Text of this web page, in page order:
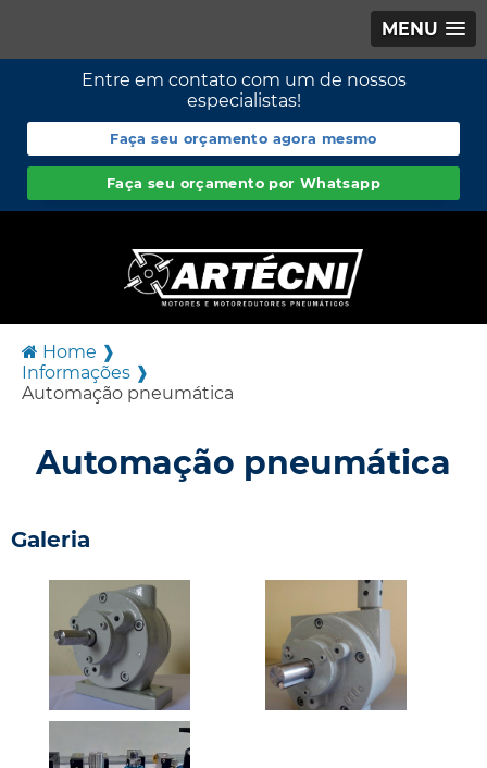
MENU
Entre em contato com um de nossos
especialistas!
Faça seu orçamento agora mesmo
Faça seu orçamento por Whatsapp
Home ❱
Informações ❱
Automação pneumática
Automação pneumática
Galeria